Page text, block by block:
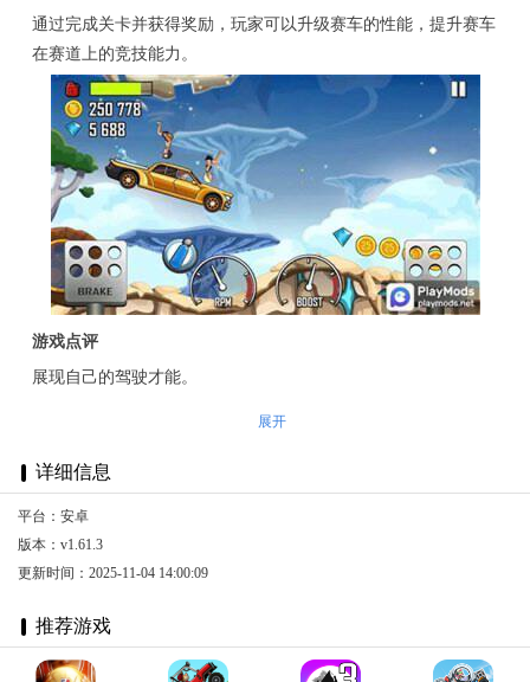
通过完成关卡并获得奖励，玩家可以升级赛车的性能，提升赛车
在赛道上的竞技能力。
游戏点评
展现自己的驾驶才能。
展开
详细信息
平台：安卓
版本：v1.61.3
更新时间：2025-11-04 14:00:09
推荐游戏